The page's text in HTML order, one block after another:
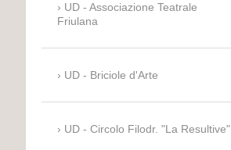
UD - Associazione Teatrale
Friulana
UD - Briciole d'Arte
UD - Circolo Filodr. "La Resultive"